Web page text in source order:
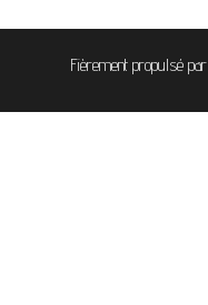
Fièrement propulsé par